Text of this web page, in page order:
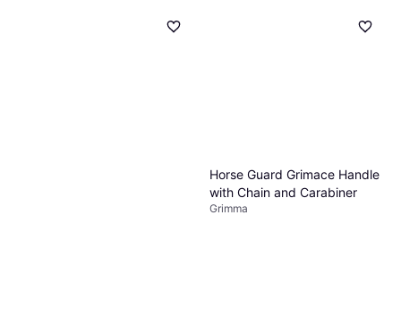
Horse Guard Grimace Handle
with Chain and Carabiner
Grimma